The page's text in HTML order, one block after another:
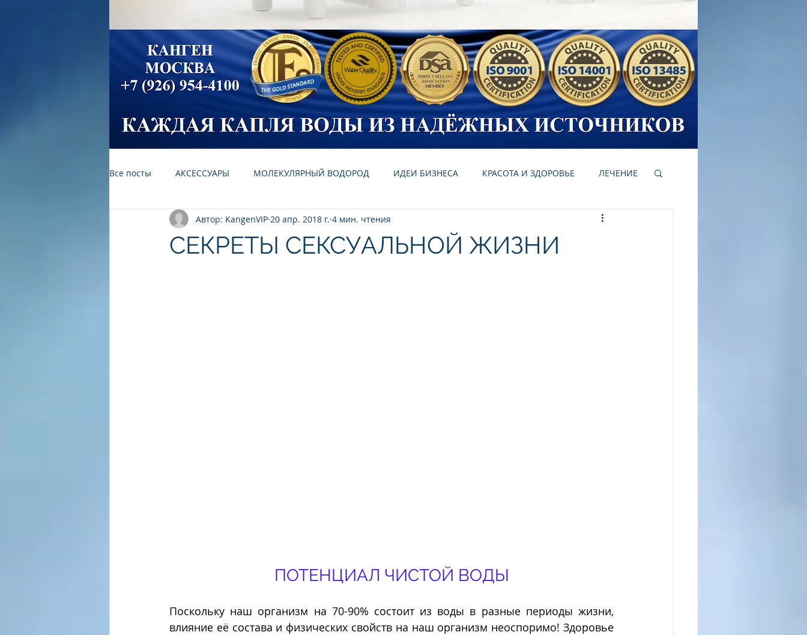
Все посты АКСЕССУАРЫ МОЛЕКУЛЯРНЫЙ ВОДОРОД ИДЕИ БИЗНЕСА КРАСОТА И ЗДОРОВЬЕ ЛЕЧЕНИЕ
УХОД ЗА ДОМОМ И САДОМ ЗНАМЕНИТОСТИ И КАНГЕН ВОДА
СЕКРЕТЫ СЕКСУАЛЬНОЙ ЖИЗНИ
Автор: KangenVIP 20 апр. 2018 г. 4 мин. чтения
ПОТЕНЦИАЛ ЧИСТОЙ ВОДЫ
Поскольку наш организм на 70-90% состоит из воды в разные периоды жизни,
влияние её состава и физических свойств на наш организм неоспоримо! Здоровье